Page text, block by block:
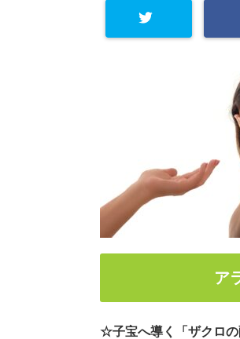
ア
☆子宝へ導く「ザクロの